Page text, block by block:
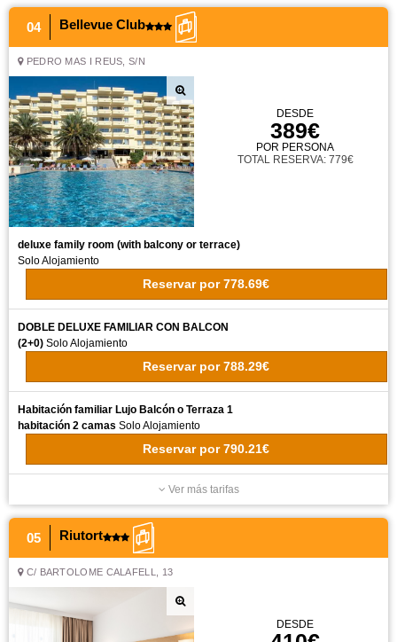
04 Bellevue Club
PEDRO MAS I REUS, S/N
DESDE
389€
POR PERSONA
TOTAL RESERVA: 779€
deluxe family room (with balcony or terrace)
Solo Alojamiento
Reservar por 778.69€
DOBLE DELUXE FAMILIAR CON BALCON
(2+0) Solo Alojamiento
Reservar por 788.29€
Habitación familiar Lujo Balcón o Terraza 1
habitación 2 camas Solo Alojamiento
Reservar por 790.21€
Ver más tarifas
05 Riutort
C/ BARTOLOME CALAFELL, 13
DESDE